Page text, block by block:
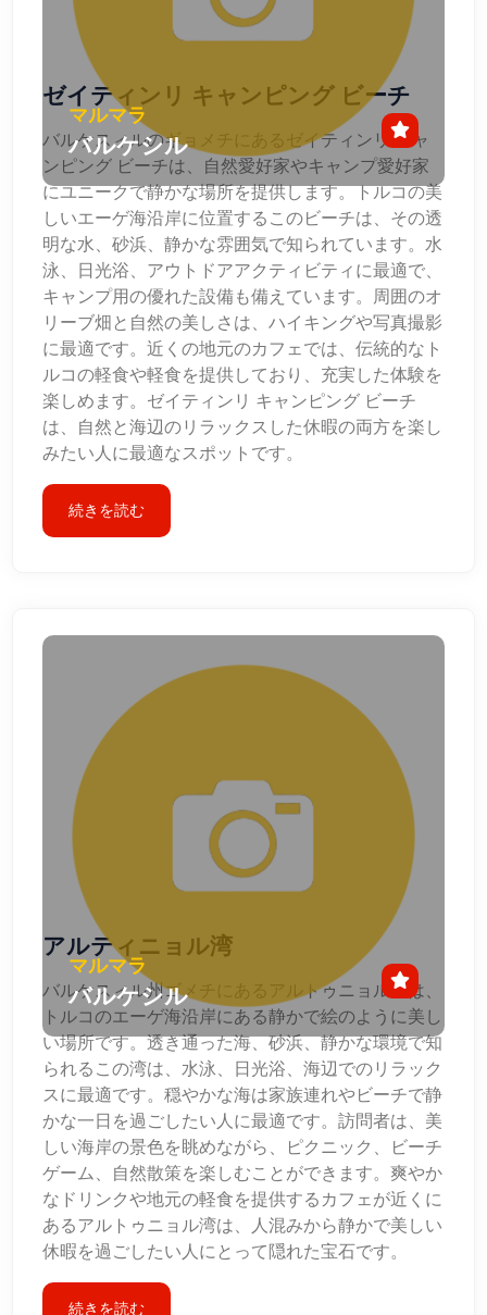
マルマラ
バルケシル
ゼイティンリ キャンピング ビーチ
バルケスィルのギョメチにあるゼイティンリ キャ
ンピング ビーチは、自然愛好家やキャンプ愛好家
にユニークで静かな場所を提供します。トルコの美
しいエーゲ海沿岸に位置するこのビーチは、その透
明な水、砂浜、静かな雰囲気で知られています。水
泳、日光浴、アウトドアアクティビティに最適で、
キャンプ用の優れた設備も備えています。周囲のオ
リーブ畑と自然の美しさは、ハイキングや写真撮影
に最適です。近くの地元のカフェでは、伝統的なト
ルコの軽食や軽食を提供しており、充実した体験を
楽しめます。ゼイティンリ キャンピング ビーチ
は、自然と海辺のリラックスした休暇の両方を楽し
みたい人に最適なスポットです。
続きを読む
マルマラ
バルケシル
アルティニョル湾
バルケスィル州ゴメチにあるアルトゥニョル湾は、
トルコのエーゲ海沿岸にある静かで絵のように美し
い場所です。透き通った海、砂浜、静かな環境で知
られるこの湾は、水泳、日光浴、海辺でのリラック
スに最適です。穏やかな海は家族連れやビーチで静
かな一日を過ごしたい人に最適です。訪問者は、美
しい海岸の景色を眺めながら、ピクニック、ビーチ
ゲーム、自然散策を楽しむことができます。爽やか
なドリンクや地元の軽食を提供するカフェが近くに
あるアルトゥニョル湾は、人混みから静かで美しい
休暇を過ごしたい人にとって隠れた宝石です。
続きを読む